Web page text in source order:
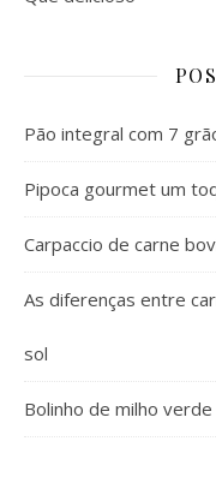
Pão integral com 7
Pipoca gourmet um
Carpaccio de carne
As diferenças entre
sol
Bolinho de milho verde